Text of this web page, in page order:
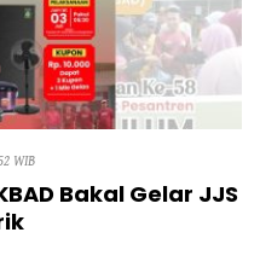
WIB
Bakal Gelar JJS